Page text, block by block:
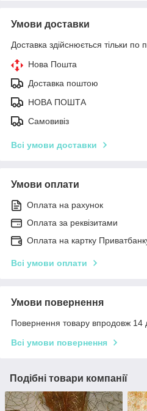
Умови доставки
Доставка здійснюється тільки по
Нова Пошта
Доставка поштою
НОВА ПОШТА
Самовивіз
Всі умови доставки
Умови оплати
Оплата на рахунок
Оплата за реквізитами
Оплата на картку
Всі умови оплати
Умови повернення
Повернення товару впродовж 14
Всі умови повернення
Подібні товари компанії